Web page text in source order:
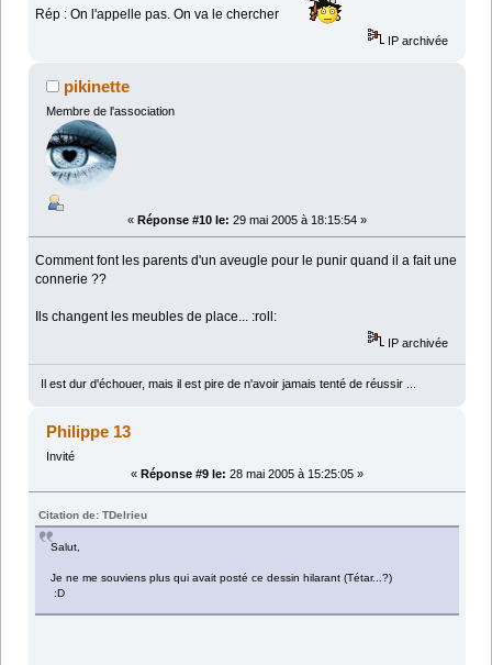
Rép : On l'appelle pas. On va le chercher
IP archivée
pikinette
Membre de l'association
« Réponse #10 le: 29 mai 2005 à 18:15:54 »
Comment font les parents d'un aveugle pour le punir quand il a fait une
connerie ??
Ils changent les meubles de place... :roll:
IP archivée
Il est dur d'échouer, mais il est pire de n'avoir jamais tenté de réussir ...
Philippe 13
Invité
« Réponse #9 le: 28 mai 2005 à 15:25:05 »
Citation de: TDelrieu
Salut,
Je ne me souviens plus qui avait posté ce dessin hilarant (Tétar...?)
:D